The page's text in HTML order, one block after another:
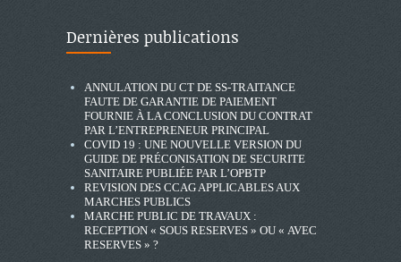
Dernières publications
ANNULATION DU CT DE SS-TRAITANCE
FAUTE DE GARANTIE DE PAIEMENT
FOURNIE À LA CONCLUSION DU CONTRAT
PAR L’ENTREPRENEUR PRINCIPAL
COVID 19 : UNE NOUVELLE VERSION DU
GUIDE DE PRÉCONISATION DE SECURITE
SANITAIRE PUBLIÉE PAR L’OPBTP
REVISION DES CCAG APPLICABLES AUX
MARCHES PUBLICS
MARCHE PUBLIC DE TRAVAUX :
RECEPTION « SOUS RESERVES » OU « AVEC
RESERVES » ?